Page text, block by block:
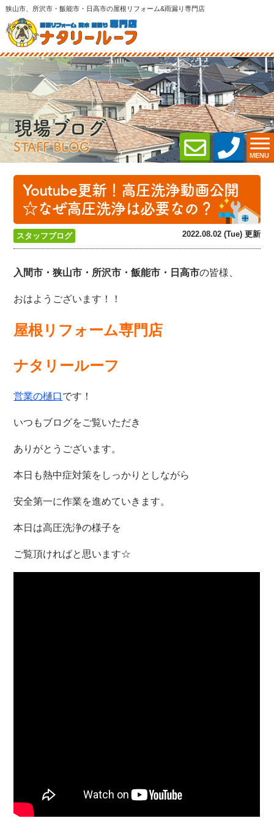
狭山市、所沢市・飯能市・日高市の屋根リフォーム&雨漏り専門店
MENU
現場ブログ
STAFF BLOG
Youtube更新！高圧洗浄動画公開
☆なぜ高圧洗浄は必要なの？
スタッフブログ 2022.08.02 (Tue) 更新
入間市・狭山市・所沢市・飯能市・日高市の皆様、
おはようございます！！
屋根リフォーム専門店
ナタリールーフ
営業の樋口です！
いつもブログをご覧いただき
ありがとうございます。
本日も熱中症対策をしっかりとしながら
安全第一に作業を進めていきます。
本日は高圧洗浄の様子を
ご覧頂ければと思います☆